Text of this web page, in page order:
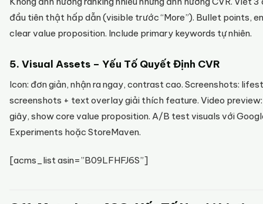
đầu tiên thật hấp dẫn (visible trước “More”). Bullet points,
clear value proposition. Include primary keywords tự nhiên.
5. Visual Assets – Yếu Tố Quyết Định CVR
Icon: đơn giản, nhận ra ngay, contrast cao. Screenshots:
screenshots + text overlay giải thích feature. Video
giây, show core value proposition. A/B test visuals với
Experiments hoặc StoreMaven.
[acms_list asin=”B09LFHFJ6S”]